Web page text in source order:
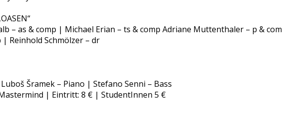
– as & comp | Michael Erian – ts & comp Adriane Muttenthaler – p &
Reinhold Schmölzer – dr
Šramek – Piano | Stefano Senni – Bass
| Eintritt: 8 € | StudentInnen 5 €